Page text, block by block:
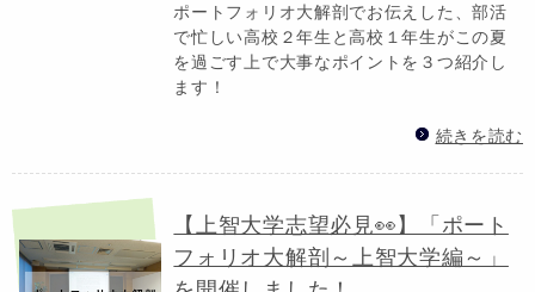
ポートフォリオ大解剖でお伝えした、部活
で忙しい高校２年生と高校１年生がこの夏
を過ごす上で大事なポイントを３つ紹介し
ます！
続きを読む
【上智大学志望必見👀】「ポート
フォリオ大解剖～上智大学編～」